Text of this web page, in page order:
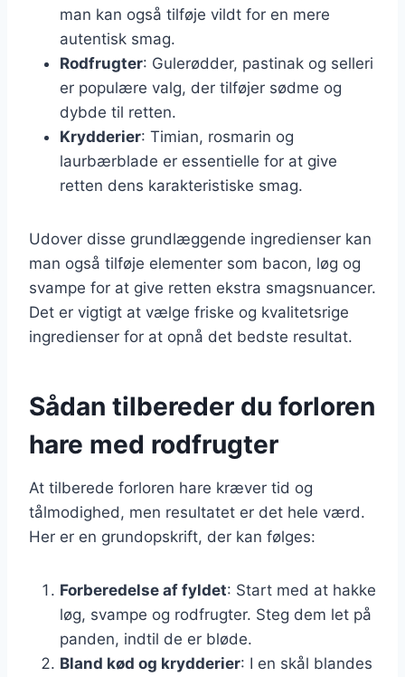
man kan også tilføje vildt for en mere
autentisk smag.
Rodfrugter: Gulerødder, pastinak og selleri
er populære valg, der tilføjer sødme og
dybde til retten.
Krydderier: Timian, rosmarin og
laurbærblade er essentielle for at give
retten dens karakteristiske smag.
Udover disse grundlæggende ingredienser kan
man også tilføje elementer som bacon, løg og
svampe for at give retten ekstra smagsnuancer.
Det er vigtigt at vælge friske og kvalitetsrige
ingredienser for at opnå det bedste resultat.
Sådan tilbereder du forloren
hare med rodfrugter
At tilberede forloren hare kræver tid og
tålmodighed, men resultatet er det hele værd.
Her er en grundopskrift, der kan følges:
Forberedelse af fyldet: Start med at hakke
løg, svampe og rodfrugter. Steg dem let på
panden, indtil de er bløde.
Bland kød og krydderier: I en skål blandes